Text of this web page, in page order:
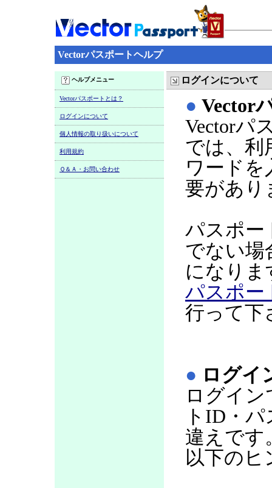
Vectorパスポートヘルプ
ヘルプメニュー
Vectorパスポートとは？
ログインについて
個人情報の取り扱いについて
利用規約
Ｑ＆Ａ・お問い合わせ
ログインについて
● Vector
Vectorパ
では、利
ワードを
要があり
パスポー
でない場
になりま
パスポー
行って下
● ログイ
ログイ
トID・
違えです
以下のヒ